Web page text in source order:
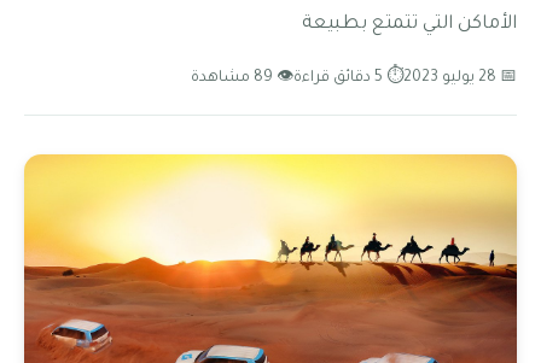
الأماكن التي تتمتع بطبيعة
📅 28 يوليو 2023 ⏱ 5 دقائق قراءة 👁 89 مشاهدة